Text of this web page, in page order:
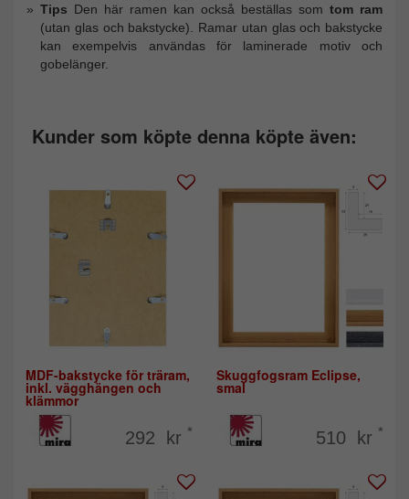
Tips Den här ramen kan också beställas som tom ram
(utan glas och bakstycke). Ramar utan glas och bakstycke
kan exempelvis användas för laminerade motiv och
gobelänger.
Kunder som köpte denna köpte även:
MDF-bakstycke för träram,
inkl. vägghängen och
klämmor
292 kr *
Skuggfogsram Eclipse,
smal
510 kr *